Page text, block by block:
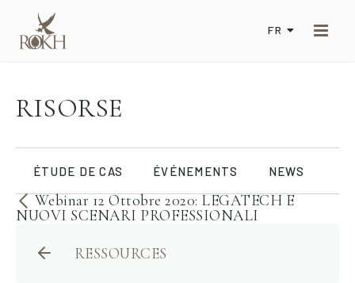
FR
RISORSE
ÉTUDE DE CAS ÉVÉNEMENTS NEWS
Webinar 12 Ottobre 2020: LEGATECH E
NUOVI SCENARI PROFESSIONALI
RESSOURCES